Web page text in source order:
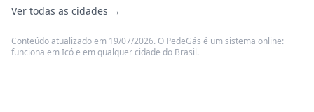
Ver todas as cidades →
Conteúdo atualizado em 19/07/2026. O PedeGás é um sistema online:
funciona em Icó e em qualquer cidade do Brasil.